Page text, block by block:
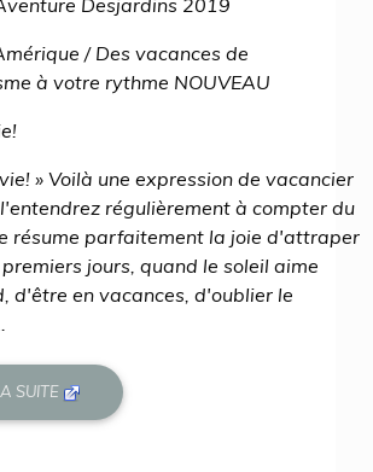
/ Des vacances de
à votre rythme NOUVEAU
» Voilà une expression de vacancier
régulièrement à compter du
résume parfaitement la joie d'attraper
jours, quand le soleil aime
d'être en vacances, d'oublier le
SUITE